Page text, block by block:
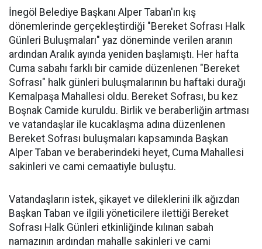
İnegöl Belediye Başkanı Alper Taban'ın kış
dönemlerinde gerçekleştirdiği "Bereket Sofrası Halk
Günleri Buluşmaları" yaz döneminde verilen aranın
ardından Aralık ayında yeniden başlamıştı. Her hafta
Cuma sabahı farklı bir camide düzenlenen "Bereket
Sofrası" halk günleri buluşmalarının bu haftaki durağı
Kemalpaşa Mahallesi oldu. Bereket Sofrası, bu kez
Boşnak Camide kuruldu. Birlik ve beraberliğin artması
ve vatandaşlar ile kucaklaşma adına düzenlenen
Bereket Sofrası buluşmaları kapsamında Başkan
Alper Taban ve beraberindeki heyet, Cuma Mahallesi
sakinleri ve cami cemaatiyle buluştu.
Vatandaşların istek, şikayet ve dileklerini ilk ağızdan
Başkan Taban ve ilgili yöneticilere ilettiği Bereket
Sofrası Halk Günleri etkinliğinde kılınan sabah
namazının ardından mahalle sakinleri ve cami